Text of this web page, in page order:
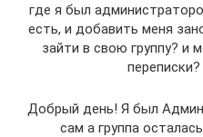
где я был
есть, и добавить меня
зайти в свою группу? и
Добрый день! Я был
сам а группа